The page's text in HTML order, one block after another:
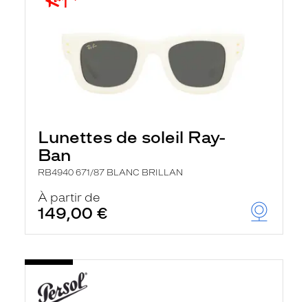
Lunettes de soleil Ray-
Ban
RB4940 671/87 BLANC BRILLAN
À partir de
149,00 €